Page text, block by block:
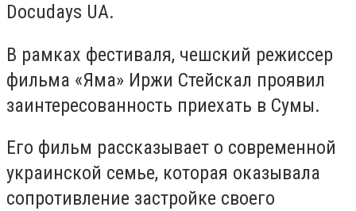
Docudays UA.
В рамках фестиваля, чешский режиссер
фильма «Яма» Иржи Стейскал проявил
заинтересованность приехать в Сумы.
Его фильм рассказывает о современной
украинской семье, которая оказывала
сопротивление застройке своего